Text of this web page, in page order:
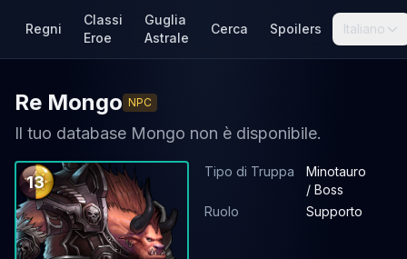
Regni
Classi
Eroe
Guglia
Astrale
Cerca Spoilers Italiano
Re Mongo NPC
Il tuo database Mongo non è disponibile.
13
Tipo di Truppa
Minotauro
/ Boss
Ruolo
Supporto